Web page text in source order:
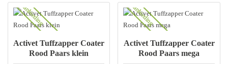
Aanbieding
Activet Tuffzapper Coater
Rood Paars klein
Aanbieding
Activet Tuffzapper Coater
Rood Paars mega